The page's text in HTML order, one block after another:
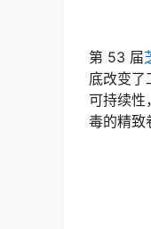
第 53 届
底改变了
可持续性
毒的精致